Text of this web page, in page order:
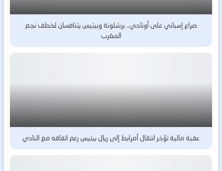
صراع إسباني على أوناحي.. برشلونة وبيتيس يتنافسان لخطف نجم
المغرب
عقبة مالية تؤخر انتقال أمرابط إلى ريال بيتيس رغم اتفاقه مع النادي